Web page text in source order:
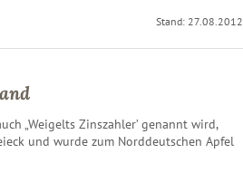
Stand: 27.08.2012
„Weigelts Zinszahler’ genannt wird,
und wurde zum Norddeutschen Apfel